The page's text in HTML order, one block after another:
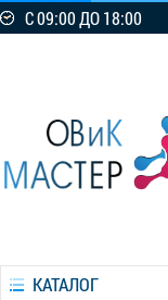
С 09:00 ДО 18:00
КАТАЛОГ